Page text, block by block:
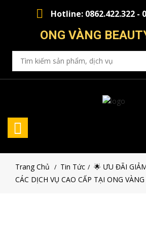
Hotline: 0862.422.322 -
ONG VÀNG
Trang Chủ / Tin Tức / 🌟 ƯU ĐÃI
CÁC DỊCH VỤ CAO CẤP TẠI ONG